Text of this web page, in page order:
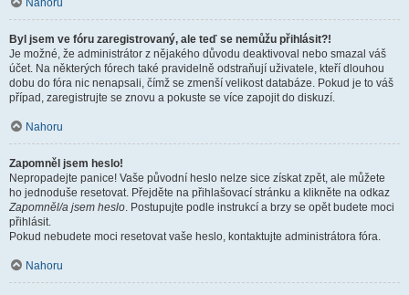
Nahoru
Byl jsem ve fóru zaregistrovaný, ale teď se nemůžu přihlásit?!
Je možné, že administrátor z nějakého důvodu deaktivoval nebo smazal váš
účet. Na některých fórech také pravidelně odstraňují uživatele, kteří dlouhou
dobu do fóra nic nenapsali, čímž se zmenší velikost databáze. Pokud je to váš
případ, zaregistrujte se znovu a pokuste se více zapojit do diskuzí.
Nahoru
Zapomněl jsem heslo!
Nepropadejte panice! Vaše původní heslo nelze sice získat zpět, ale můžete
ho jednoduše resetovat. Přejděte na přihlašovací stránku a klikněte na odkaz
Zapomněl/a jsem heslo. Postupujte podle instrukcí a brzy se opět budete moci
přihlásit.
Pokud nebudete moci resetovat vaše heslo, kontaktujte administrátora fóra.
Nahoru